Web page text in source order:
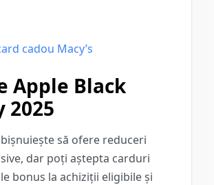
cadou Macy’s
Apple Black
2025
să ofere reduceri
dar poți aștepta carduri
bonus la achiziții eligibile și